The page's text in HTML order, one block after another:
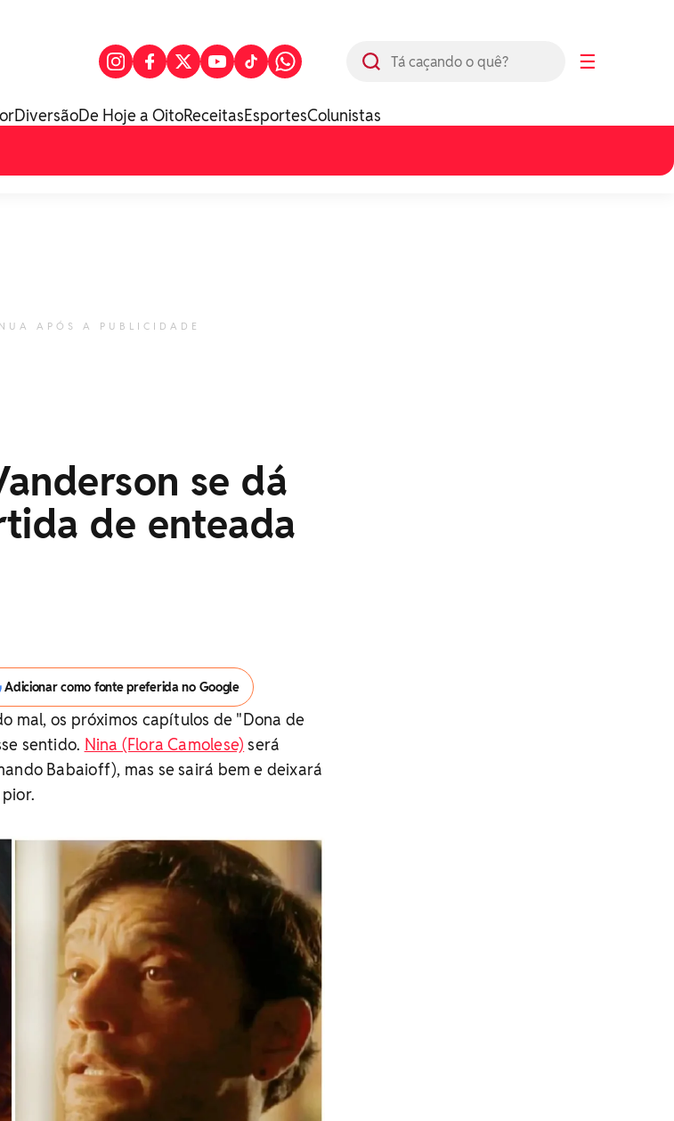
☰
DiversãoDe Hoje a OitoReceitasEsportesColunistas
APÓS A PUBLICIDADE
se dá
de enteada
Adicionar como fonte preferida no Google
mal, os próximos capítulos de "Dona de
sentido. Nina (Flora Camolese) será
Babaioff), mas se sairá bem e deixará